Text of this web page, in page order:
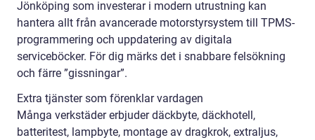
Jönköping som investerar i modern utrustning kan
hantera allt från avancerade motorstyrsystem till TPMS-
programmering och uppdatering av digitala
serviceböcker. För dig märks det i snabbare felsökning
och färre ”gissningar”.
Extra tjänster som förenklar vardagen
Många verkstäder erbjuder däckbyte, däckhotell,
batteritest, lampbyte, montage av dragkrok, extraljus,